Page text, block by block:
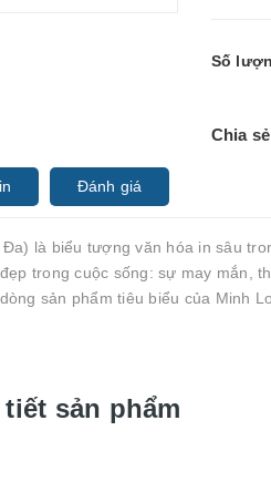
Số
Chia
Đánh giá
là biểu tượng văn hóa in sâu
trong cuộc sống: sự may mắn,
sản phẩm tiêu biểu của Minh
sản phẩm